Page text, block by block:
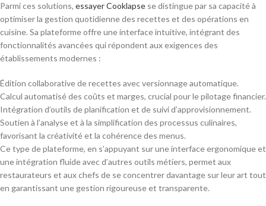
Parmi ces solutions, essayer Cooklapse se distingue par sa capacité à
optimiser la gestion quotidienne des recettes et des opérations en
cuisine. Sa plateforme offre une interface intuitive, intégrant des
fonctionnalités avancées qui répondent aux exigences des
établissements modernes :
Édition collaborative de recettes avec versionnage automatique.
Calcul automatisé des coûts et marges, crucial pour le pilotage financier.
Intégration d’outils de planification et de suivi d’approvisionnement.
Soutien à l’analyse et à la simplification des processus culinaires,
favorisant la créativité et la cohérence des menus.
Ce type de plateforme, en s’appuyant sur une interface ergonomique et
une intégration fluide avec d’autres outils métiers, permet aux
restaurateurs et aux chefs de se concentrer davantage sur leur art tout
en garantissant une gestion rigoureuse et transparente.